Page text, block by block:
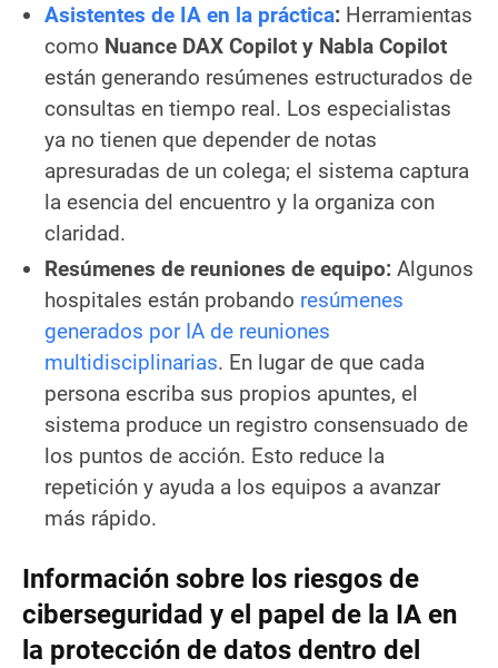
Asistentes de IA en la práctica: Herramientas
como Nuance DAX Copilot y Nabla Copilot
están generando resúmenes estructurados de
consultas en tiempo real. Los especialistas
ya no tienen que depender de notas
apresuradas de un colega; el sistema captura
la esencia del encuentro y la organiza con
claridad.
Resúmenes de reuniones de equipo: Algunos
hospitales están probando resúmenes
generados por IA de reuniones
multidisciplinarias. En lugar de que cada
persona escriba sus propios apuntes, el
sistema produce un registro consensuado de
los puntos de acción. Esto reduce la
repetición y ayuda a los equipos a avanzar
más rápido.
Información sobre los riesgos de
ciberseguridad y el papel de la IA en
la protección de datos dentro del